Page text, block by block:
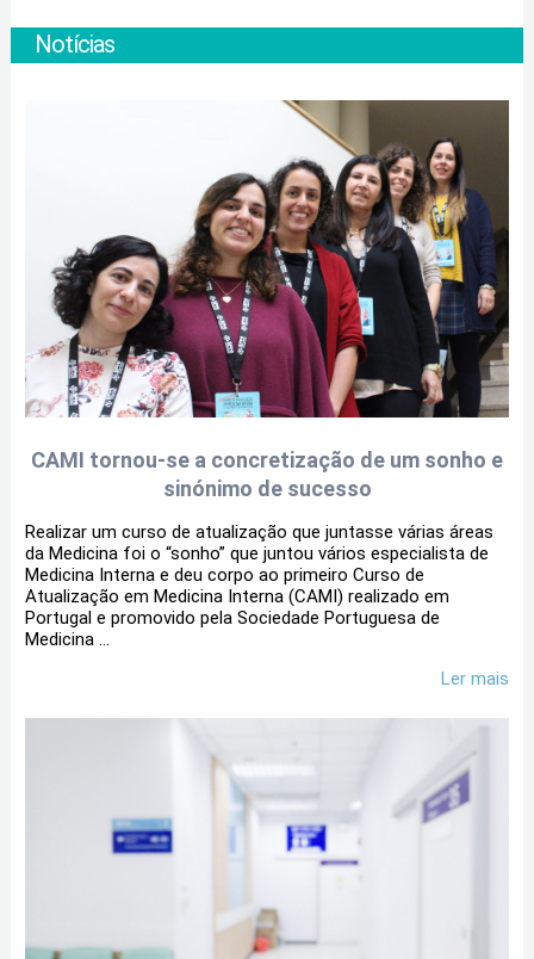
Notícias
CAMI tornou-se a concretização de um sonho e
sinónimo de sucesso
Realizar um curso de atualização que juntasse várias áreas
da Medicina foi o “sonho” que juntou vários especialista de
Medicina Interna e deu corpo ao primeiro Curso de
Atualização em Medicina Interna (CAMI) realizado em
Portugal e promovido pela Sociedade Portuguesa de
Medicina ...
Ler mais